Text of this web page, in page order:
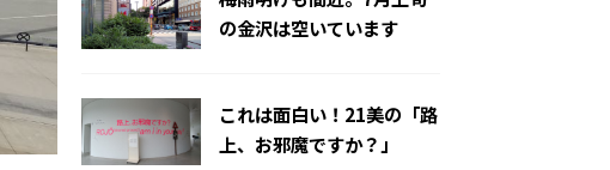
の金沢は空いています
これは面白い！21美の「路
上、お邪魔ですか？」